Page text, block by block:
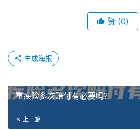
赞 (0)
生成海报
重疾险多次赔付有必要吗？
上一篇